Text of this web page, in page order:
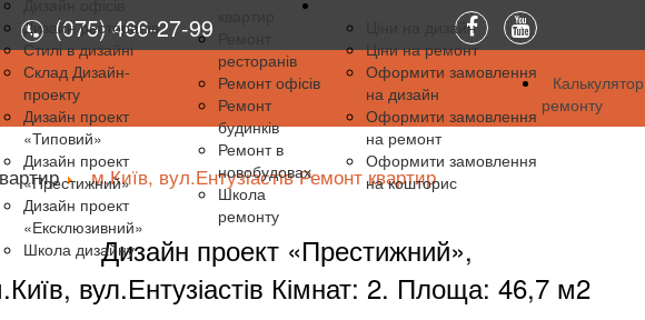
(075) 466-27-99
Дизайн ресторанів
Стилі в дизайні
Склад Дизайн-
проекту
Дизайн проект
«Типовий»
Дизайн проект
«Престижний»
Дизайн проект
«Ексклюзивний»
Школа дизайну
ресторанів
Ремонт офісів
Ремонт
будинків
Ремонт в
новобудовах
Школа
ремонту
Ціни на дизайн
Ціни на ремонт
Оформити замовлення
на дизайн
Оформити замовлення
на ремонт
Оформити замовлення
на кошторис
Калькулятор
ремонту
м.Київ, вул.Ентузіастів Ремонт квартир
Дизайн проект «Престижний»,
вул.Ентузіастів Кімнат: 2. Площа: 46,7 м2